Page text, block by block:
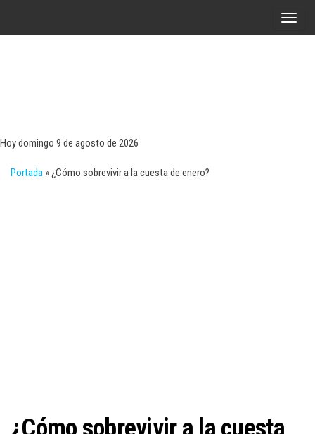
A
Hoy domingo 9 de agosto de 2026
Portada »¿Cómo sobrevivir a la cuesta de enero?